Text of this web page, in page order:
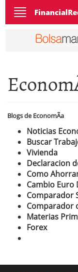
Toggle
navigation
Blogs de EconomÃ­a
Noticias
Buscar
Vivienda
Declaracion
Como
Cambio Euro
Comparador
Comparador
Materias
Forex